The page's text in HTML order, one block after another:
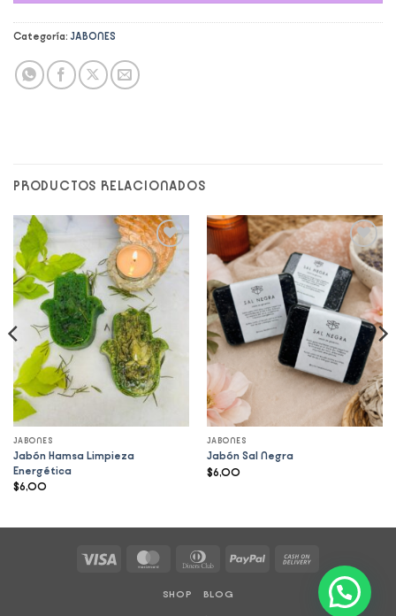
Categoría: JABONES
PRODUCTOS RELACIONADOS
Add to
wishlist
JABONES
Jabón Hamsa Limpieza
Energética
$6,00
Add to
wishlist
JABONES
Jabón Sal Negra
$6,00
Visa MasterCardDinners
PayPal
On
Delivery
SHOP BLOG